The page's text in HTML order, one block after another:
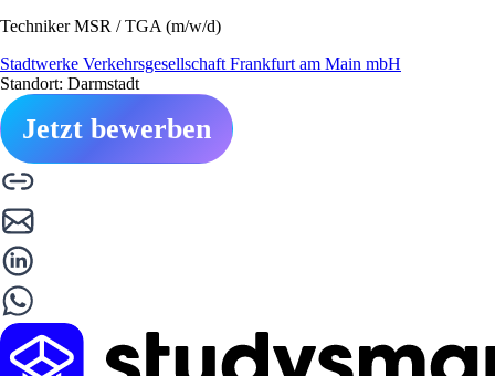
Techniker MSR / TGA (m/w/d)
Stadtwerke Verkehrsgesellschaft Frankfurt am Main mbH
Standort: Darmstadt
Jetzt bewerben